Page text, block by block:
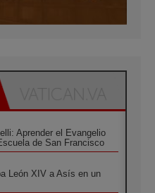
Aprender el Evangelio
de San Francisco
León XIV a Asís en un